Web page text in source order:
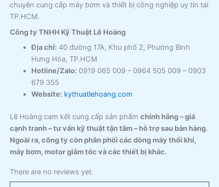
chuyên cung cấp máy bơm và thiết bị công nghiệp uy tín tại
TP.HCM.
Công ty TNHH Kỹ Thuật Lê Hoàng
Địa chỉ:40 đường 17A, Khu phố 2, Phường Bình
Hưng Hòa, TP.HCM
Hotline/Zalo:0919 065 009 – 0964 505 009 – 0903
679 355
Website: kythuatlehoang.com
Lê Hoàng cam kết cung cấp sản phẩm chính hãng – giá
cạnh tranh – tư vấn kỹ thuật tận tâm – hỗ trợ sau bán hàng.
Ngoài ra, công ty còn phân phối các dòng máy thổi khí,
máy bơm, motor giảm tốc và các thiết bị khác.
There are no reviews yet.